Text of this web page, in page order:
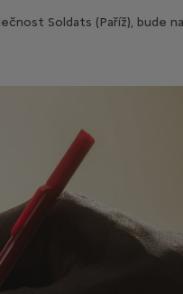
Soldats (Paříž), bude